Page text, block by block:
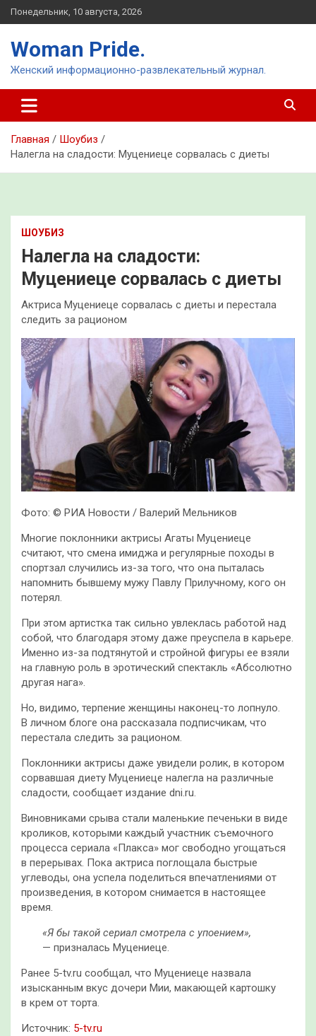
Перейти
к
Понедельник, 10 августа, 2026
Woman Pride.
Женский информационно-развлекательный журнал.
Главная
Шоубиз
Налегла на сладости: Муцениеце сорвалась с диеты
ШОУБИЗ
Налегла на сладости:
Муцениеце сорвалась с диеты
Актриса Муцениеце сорвалась с диеты и перестала
следить за рационом
Фото: © РИА Новости / Валерий Мельников
Многие поклонники актрисы Агаты Муцениеце
считают, что смена имиджа и регулярные походы в
спортзал случились из-за того, что она пыталась
напомнить бывшему мужу Павлу Прилучному, кого он
потерял.
При этом артистка так сильно увлеклась работой над
собой, что благодаря этому даже преуспела в карьере.
Именно из-за подтянутой и стройной фигуры ее взяли
на главную роль в эротический спектакль «Абсолютно
другая нага».
Но, видимо, терпение женщины наконец-то лопнуло.
В личном блоге она рассказала подписчикам, что
перестала следить за рационом.
Поклонники актрисы даже увидели ролик, в котором
сорвавшая диету Муцениеце налегла на различные
сладости, сообщает издание dni.ru.
Виновниками срыва стали маленькие печеньки в виде
кроликов, которыми каждый участник съемочного
процесса сериала «Плакса» мог свободно угощаться
в перерывах. Пока актриса поглощала быстрые
углеводы, она успела поделиться впечатлениями от
произведения, в котором снимается в настоящее
время.
«Я бы такой сериал смотрела с упоением»,
— призналась Муцениеце.
Ранее 5-tv.ru сообщал, что Муцениеце назвала
изысканным вкус дочери Мии, макающей картошку
в крем от торта.
Источник: 5-tv.ru